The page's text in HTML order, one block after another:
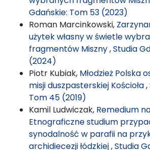
Gdańskie: Tom 53 (2023)
Roman Marcinkowski,
użytek własny w świetle
fragmentów Miszny,Studia
(2024)
Piotr Kubiak, Młodzież Polska
misji duszpasterskiej Kościoła,
Tom 45 (2019)
Kamil Ludwiczak, Remedium
Etnograficzne studium
synodalność w parafii na
archidiecezji łódzkiej,Studia